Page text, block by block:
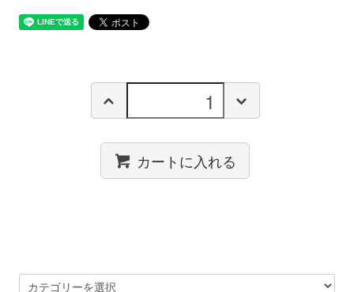
カートに入れる